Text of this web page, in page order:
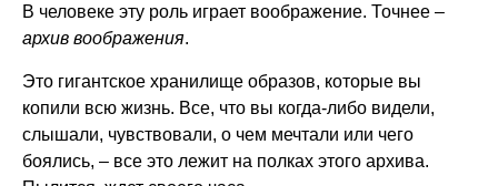
В человеке эту роль играет воображение. Точнее –
архив воображения.
Это гигантское хранилище образов, которые вы
копили всю жизнь. Все, что вы когда-либо видели,
слышали, чувствовали, о чем мечтали или чего
боялись, – все это лежит на полках этого архива.